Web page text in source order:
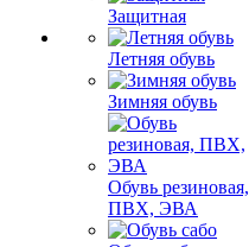
Защитная
Летняя обувь
Зимняя обувь
Обувь резиновая,
ПВХ, ЭВА